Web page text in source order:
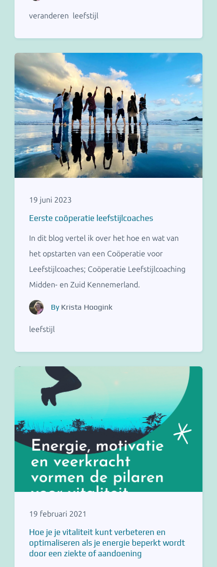
veranderen leefstijl
Eerste coöperatie leefstijlcoaches
19 juni 2023
In dit blog vertel ik over het hoe en wat van
het opstarten van een Coöperatie voor
Leefstijlcoaches; Coöperatie Leefstijlcoaching
Midden- en Zuid Kennemerland.
By Krista Hoogink
leefstijl
Hoe je je vitaliteit kunt verbeteren en
optimaliseren als je energie beperkt wordt
door een ziekte of aandoening
19 februari 2021